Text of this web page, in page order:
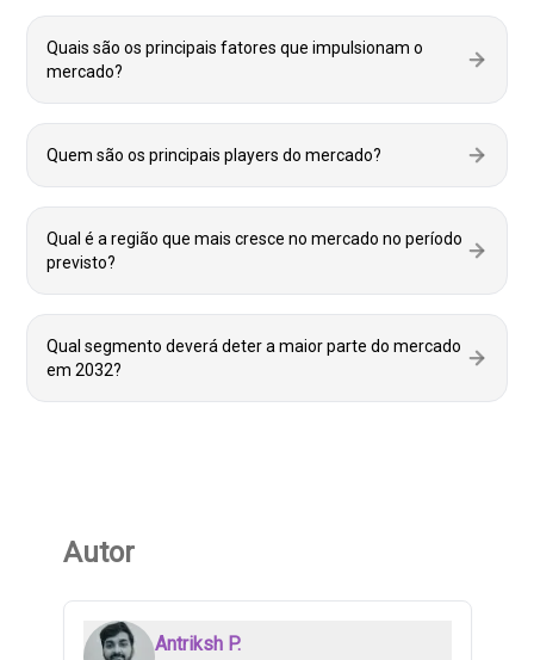
Quais são os principais fatores que impulsionam o
mercado?
Quem são os principais players do mercado?
Qual é a região que mais cresce no mercado no período
previsto?
Qual segmento deverá deter a maior parte do mercado
em 2032?
Autor
Antriksh P.